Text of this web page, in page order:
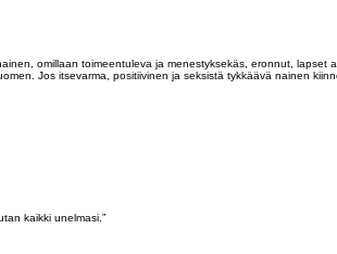
omillaan toimeentuleva ja menestyksekäs, eronnut,
Jos itsevarma, positiivinen ja seksistä tykkäävä nainen
kaikki unelmasi.”